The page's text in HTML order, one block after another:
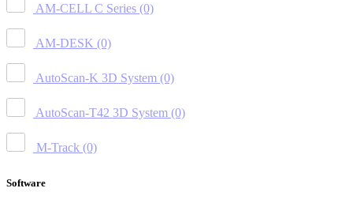
AM-CELL C Series (0)
AM-DESK (0)
AutoScan-K 3D System (0)
AutoScan-T42 3D System (0)
M-Track (0)
Software